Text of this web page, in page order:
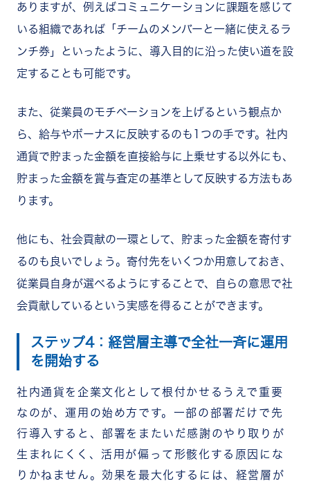
ありますが、例えばコミュニケーションに課題を感じて
いる組織であれば「チームのメンバーと一緒に使えるラ
ンチ券」といったように、導入目的に沿った使い道を設
定することも可能です。
また、従業員のモチベーションを上げるという観点か
ら、給与やボーナスに反映するのも1つの手です。社内
通貨で貯まった金額を直接給与に上乗せする以外にも、
貯まった金額を賞与査定の基準として反映する方法もあ
ります。
他にも、社会貢献の一環として、貯まった金額を寄付す
るのも良いでしょう。寄付先をいくつか用意しておき、
従業員自身が選べるようにすることで、自らの意思で社
会貢献しているという実感を得ることができます。
ステップ4：経営層主導で全社一斉に運用
を開始する
社内通貨を企業文化として根付かせるうえで重要
なのが、運用の始め方です。一部の部署だけで先
行導入すると、部署をまたいだ感謝のやり取りが
生まれにくく、活用が偏って形骸化する原因にな
りかねません。効果を最大化するには、経営層が